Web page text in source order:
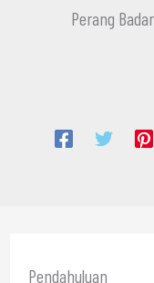
Perang
Pendahuluan